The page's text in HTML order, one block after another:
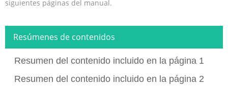
siguientes páginas del manual.
Resúmenes de contenidos
Resumen del contenido incluido en la página 1
Resumen del contenido incluido en la página 2